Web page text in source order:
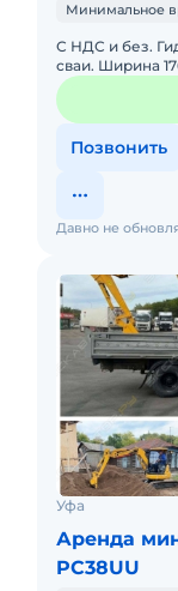
Минимальное
С НДС и без.
сваи. Ширина
Позвонить
Давно не
Уфа
Аренда
PC38UU